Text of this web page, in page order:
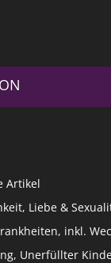
Artikel
Liebe &
inkl.
Unerfüllter